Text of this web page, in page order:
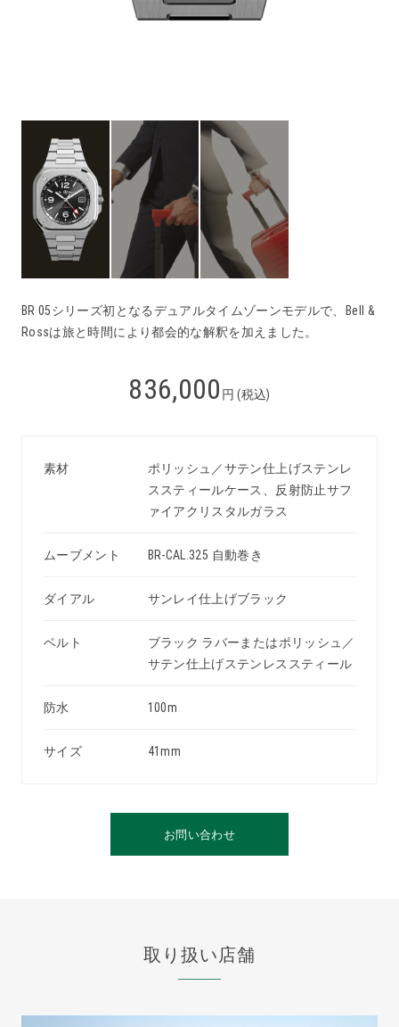
BR 05シリーズ初となるデュアルタイムゾーンモデルで、Bell &
Rossは旅と時間により都会的な解釈を加えました。
836,000 円 (税込)
素材
ポリッシュ／サテン仕上げステンレ
ススティールケース、反射防止サフ
ァイアクリスタルガラス
ムーブメント BR-CAL.325 自動巻き
ダイアル サンレイ仕上げブラック
ベルト
ブラック ラバーまたはポリッシュ／
サテン仕上げステンレススティール
防水 100m
サイズ 41mm
お問い合わせ
取り扱い店舗